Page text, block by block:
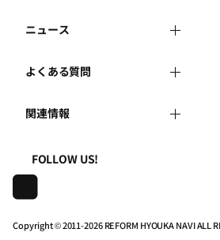
運営体制
はじめての方へ
事務局へのお問い合せ
地域の相談窓口のみなさまへ
リフォーム会社を探す
リフォーム事例を見る
リフォームを相談する
リフォームを学ぶ
ニュース
新着情報
講習会・セミナー
連携機関・企業・団体トピックス
よくある質問
よくある質問
利用規約
プライバシーポリシー
関連情報
一般財団法人住まいづくりナビセ
株式会社日本建築住宅センター
FOLLOW US!
Copyright © 2011-2026 REFORM HYOUKA NAVI ALL